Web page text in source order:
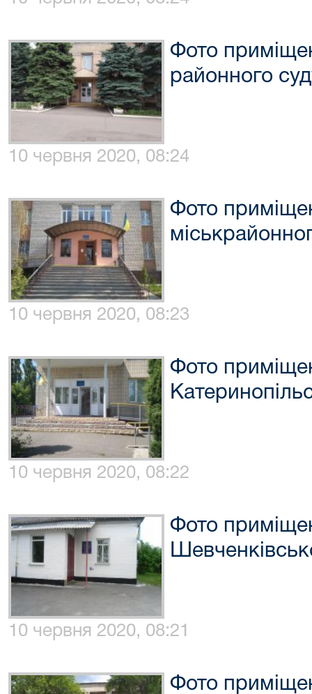
Фото
районного
10 червня 2020, 08:24
Фото
10 червня 2020, 08:23
Фото
10 червня 2020, 08:22
Фото
10 червня 2020, 08:21
Фото